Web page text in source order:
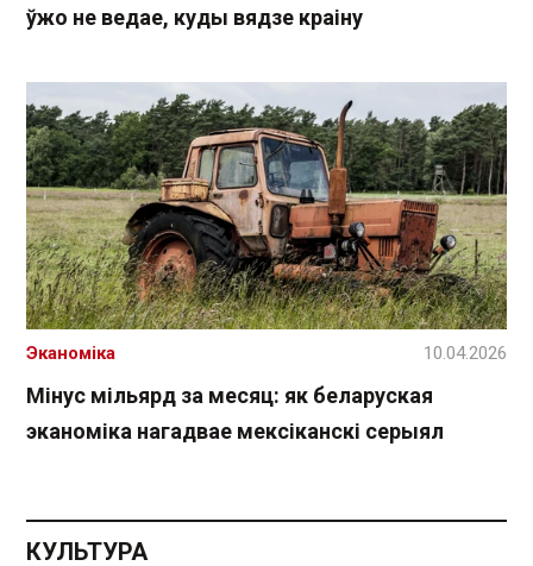
ўжо не ведае, куды вядзе краіну
Мінус мільярд за месяц: як беларуская
эканоміка нагадвае мексіканскі серыял
Эканоміка 10.04.2026
КУЛЬТУРА